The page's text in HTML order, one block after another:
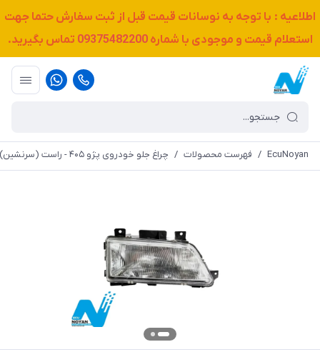
اطلاعیه : با توجه به نوسانات قیمت قبل از ثبت سفارش حتما جهت
استعلام قیمت و موجودی با شماره09375482200 تماس بگیرید.
EcuNoyan
/ فهرست محصولات / چراغ جلو خودروی پژو ۴۰۵ - راست (سرنشین) - برند فن آوران پرتو الوند